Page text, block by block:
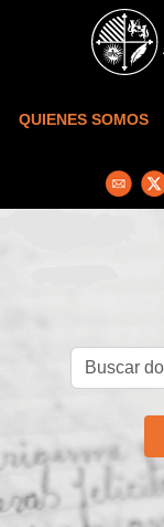
Skip to main content
QUIENES SOMOS